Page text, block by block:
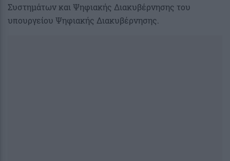
Συστημάτων και Ψηφιακής Διακυβέρνησης του
υπουργείου Ψηφιακής Διακυβέρνησης.